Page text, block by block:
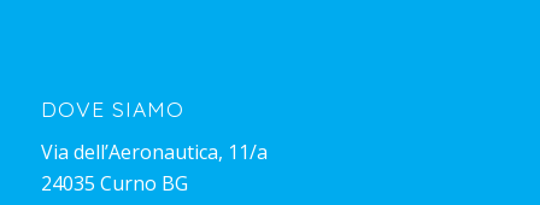
DOVE SIAMO
Via dell’Aeronautica, 11/a
24035 Curno BG